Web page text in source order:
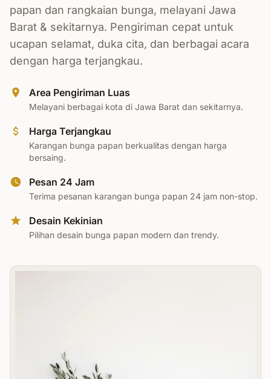
papan dan rangkaian bunga, melayani Jawa
Barat & sekitarnya. Pengiriman cepat untuk
ucapan selamat, duka cita, dan berbagai acara
dengan harga terjangkau.
Area Pengiriman Luas
Melayani berbagai kota di Jawa Barat dan sekitarnya.
Harga Terjangkau
Karangan bunga papan berkualitas dengan harga
bersaing.
Pesan 24 Jam
Terima pesanan karangan bunga papan 24 jam non-stop.
Desain Kekinian
Pilihan desain bunga papan modern dan trendy.